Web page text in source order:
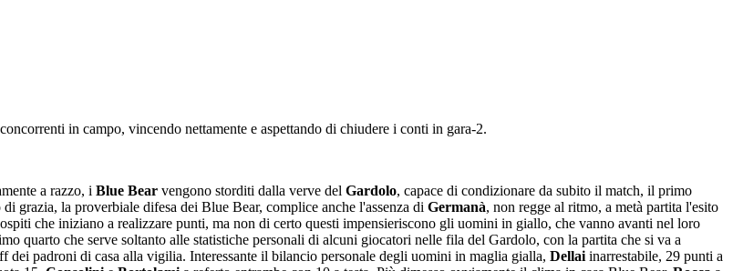
in campo, vincendo nettamente e aspettando di chiudere i conti in gara-2.
a razzo, i Blue Bear vengono storditi dalla verve del Gardolo, capace di condizionare da subito il match, il primo
di grazia, la proverbiale difesa dei Blue Bear, complice anche l'assenza di Germanà, non regge al ritmo, a metà partita l'esito
che iniziano a realizzare punti, ma non di certo questi impensieriscono gli uomini in giallo, che vanno avanti nel loro
quarto che serve soltanto alle statistiche personali di alcuni giocatori nelle fila del Gardolo, con la partita che si va a
dei padroni di casa alla vigilia. Interessante il bilancio personale degli uomini in maglia gialla, Dellai inarrestabile, 29 punti a